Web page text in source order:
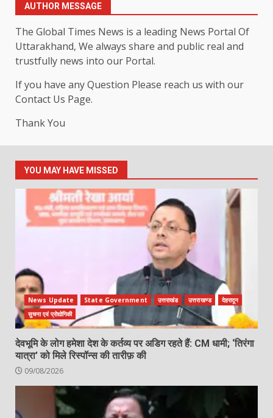
AUTHOR MESSAGE
The Global Times News is a leading News Portal Of
Uttarakhand, We always share and public real and
trustfully news into our Portal.
If you have any Question Please reach us with our
Contact Us Page.
Thank You
YOU MAY HAVE MISSED
News Update State Government उत्तराखंड उत्तराखण्ड
देहरादून
सुचना एवं प्रोद्योगिकी
देवभूमि के लोग हमेशा देश के कर्तव्य पर अडिग रहते हैं: CM धामी; ‘तिरंगा
यात्रा’ को मिले रिस्पॉन्स की तारीफ़ की
09/08/2026